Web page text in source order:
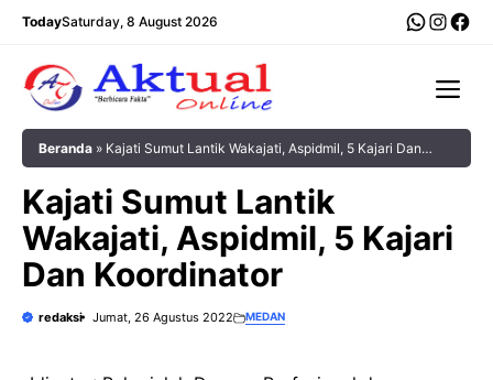
Langsung
TodaySaturday, 8 August 2026
Beranda » Kajati Sumut Lantik Wakajati, Aspidmil, 5 Kajari Dan
Kajati Sumut Lantik
Wakajati, Aspidmil, 5 Kajari
Dan Koordinator
redaksi Jumat, 26 Agustus 2022 MEDAN